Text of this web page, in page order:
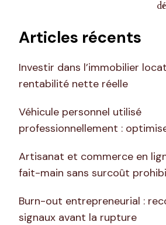
Articles récents
Investir dans l’immobilier
rentabilité nette réelle
Véhicule personnel utilisé
professionnellement :
Artisanat et commerce en
fait-main sans surcoût
Burn-out entrepreneurial :
signaux avant la rupture